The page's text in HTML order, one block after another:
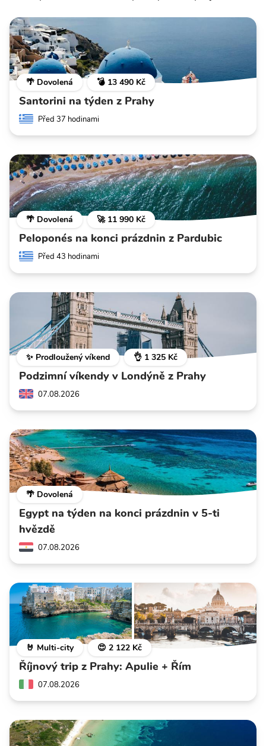
🌴 Dovolená 💣 13 490 Kč
Santorini na týden z Prahy
Před 37 hodinami
🌴 Dovolená 🚀 11 990 Kč
Peloponés na konci prázdnin z Pardubic
Před 43 hodinami
✨ Prodloužený víkend 👌 1 325 Kč
Podzimní víkendy v Londýně z Prahy
07.08.2026
🌴 Dovolená
Egypt na týden na konci prázdnin v 5-ti
hvězdě
07.08.2026
🤘 Multi-city 😍 2 122 Kč
Říjnový trip z Prahy: Apulie + Řím
07.08.2026